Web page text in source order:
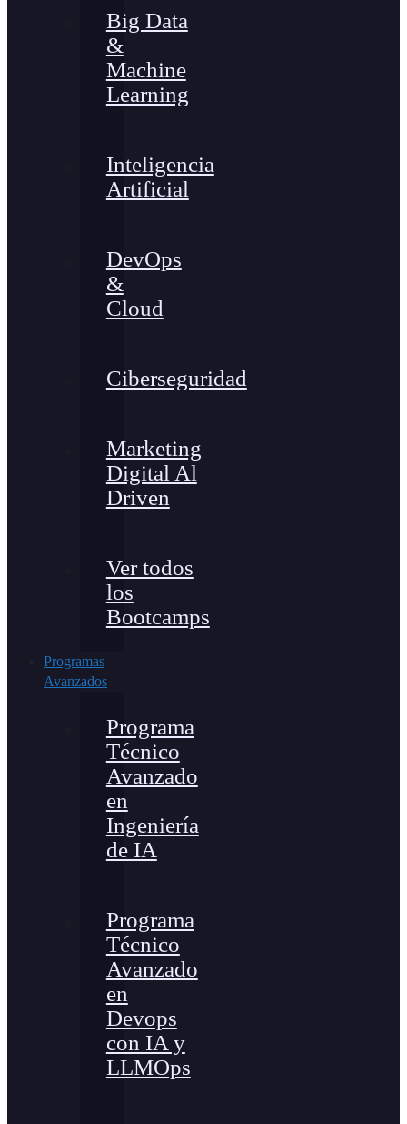
Big Data
&
Machine
Learning
Inteligencia
Artificial
DevOps
&
Cloud
Ciberseguridad
Marketing
Digital Al
Driven
Ver todos
los
Bootcamps
Programas
Avanzados
Programa
Técnico
Avanzado
en
Ingeniería
de IA
Programa
Técnico
Avanzado
en
Devops
con IA y
LLMOps